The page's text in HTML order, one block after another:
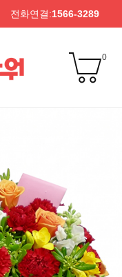
전화연결:1566-3289
0